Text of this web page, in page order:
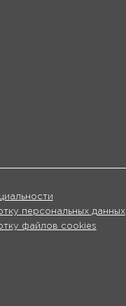
персональных данных
файлов cookies